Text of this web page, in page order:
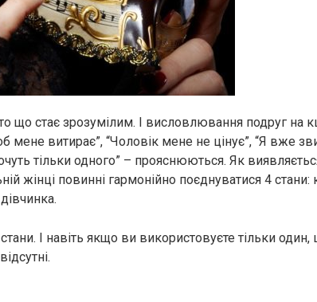
що стає зрозумілим. І висловлювання подруг на
мене витирає”, “Чоловік мене не цінує”, “Я вже
тільки одного” – прояснюються. Як
жінці повинні гармонійно поєднуватися 4 стани:
І навіть якщо ви використовуєте тільки